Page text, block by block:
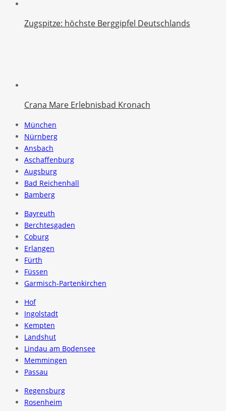
Zugspitze: höchste Berggipfel Deutschlands
Crana Mare Erlebnisbad Kronach
München
Nürnberg
Ansbach
Aschaffenburg
Augsburg
Bad Reichenhall
Bamberg
Bayreuth
Berchtesgaden
Coburg
Erlangen
Fürth
Füssen
Garmisch-Partenkirchen
Hof
Ingolstadt
Kempten
Landshut
Lindau am Bodensee
Memmingen
Passau
Regensburg
Rosenheim